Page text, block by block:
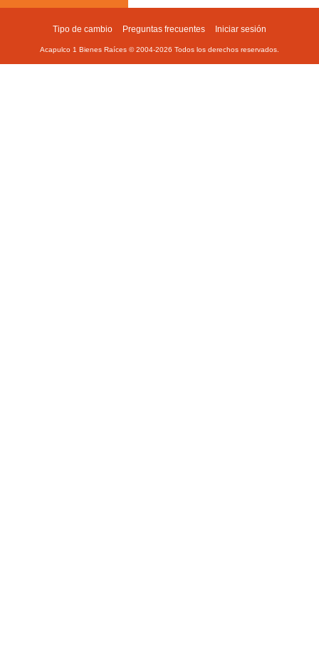
Footer
Tipo de cambio Preguntas frecuentes Iniciar sesión
Acapulco 1 Bienes Raíces © 2004-2026 Todos los derechos reservados.